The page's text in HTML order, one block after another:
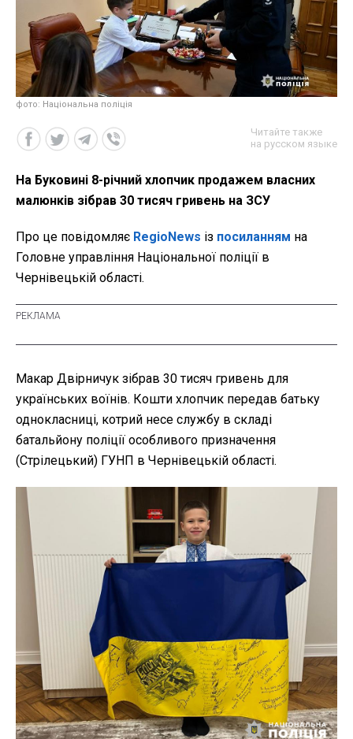
фото: Національна поліція
Читайте также
на русском языке
На Буковині 8-річний хлопчик продажем власних
малюнків зібрав 30 тисяч гривень на ЗСУ
Про це повідомляє RegioNews із посиланням на
Головне управління Національної поліції в
Чернівецькій області.
Макар Двірничук зібрав 30 тисяч гривень для
українських воїнів. Кошти хлопчик передав батьку
однокласниці, котрий несе службу в складі
батальйону поліції особливого призначення
(Стрілецький) ГУНП в Чернівецькій області.